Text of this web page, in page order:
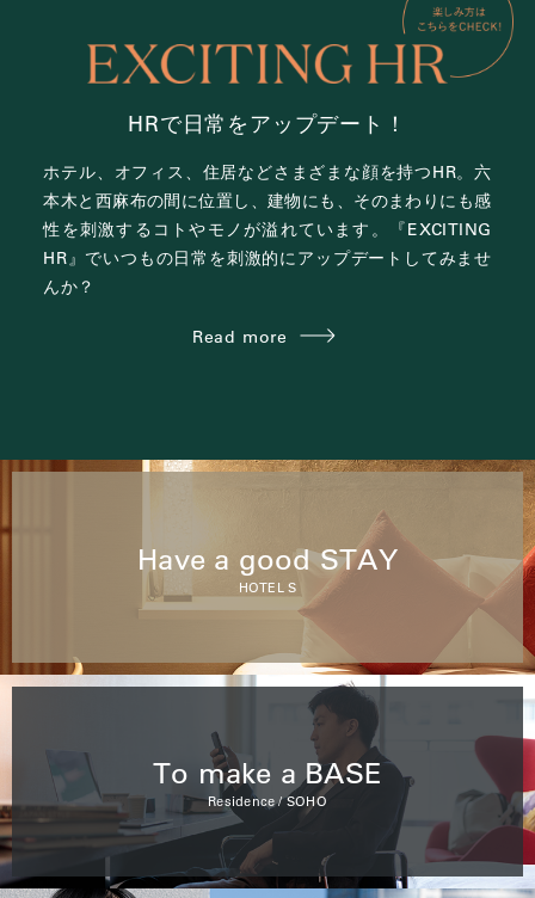
HRで日常をアップデート！
ホテル、オフィス、住居などさまざまな顔を持つHR。六
本木と西麻布の間に位置し、 建物にも、そのまわりにも感
性を刺激する コトやモノが溢れています。
『EXCITING
HR』でいつもの日常を刺激的にアップデートしてみませ
んか？
Read more
Have a good STAY
HOTEL S
To make a BASE
Residence / SOHO